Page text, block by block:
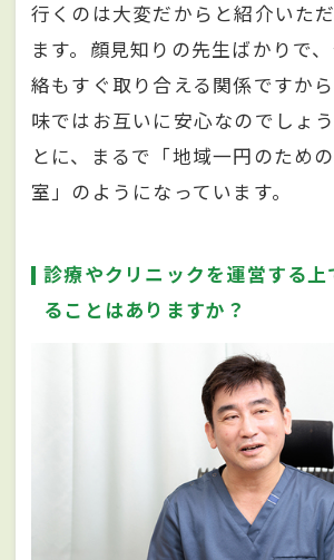
行くのは大変だからと紹介いた
ます。顔見知りの先生ばかりで
絡もすぐ取り合える関係ですか
味ではお互いに安心なのでしょ
とに、まるで「地域一円のため
室」のようになっています。
診療やクリニックを運営する上
ることはありますか？